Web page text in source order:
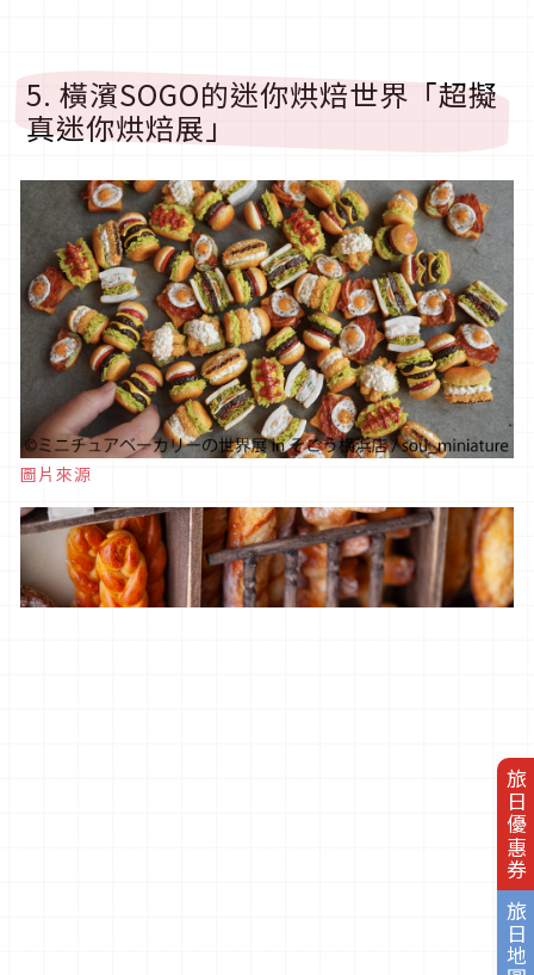
旅日優惠券
旅日地圖
5. 橫濱SOGO的迷你烘焙世界「超擬
真迷你烘焙展」
圖片來源